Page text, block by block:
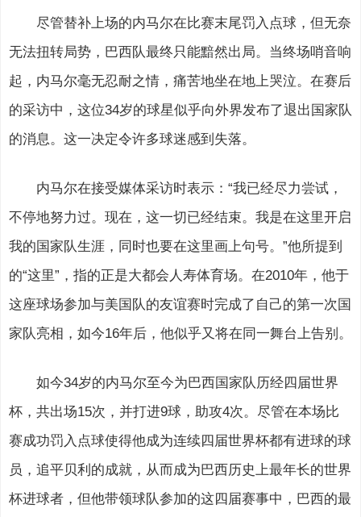
尽管替补上场的内马尔在比赛末尾罚入点球，但无奈
无法扭转局势，巴西队最终只能黯然出局。当终场哨音响
起，内马尔毫无忍耐之情，痛苦地坐在地上哭泣。在赛后
的采访中，这位34岁的球星似乎向外界发布了退出国家队
的消息。这一决定令许多球迷感到失落。
内马尔在接受媒体采访时表示：“我已经尽力尝试，
不停地努力过。现在，这一切已经结束。我是在这里开启
我的国家队生涯，同时也要在这里画上句号。”他所提到
的“这里”，指的正是大都会人寿体育场。在2010年，他于
这座球场参加与美国队的友谊赛时完成了自己的第一次国
家队亮相，如今16年后，他似乎又将在同一舞台上告别。
如今34岁的内马尔至今为巴西国家队历经四届世界
杯，共出场15次，并打进9球，助攻4次。尽管在本场比
赛成功罚入点球使得他成为连续四届世界杯都有进球的球
员，追平贝利的成就，从而成为巴西历史上最年长的世界
杯进球者，但他带领球队参加的这四届赛事中，巴西的最